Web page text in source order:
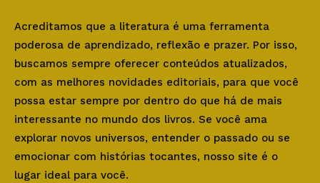
Acreditamos que a literatura é uma ferramenta
poderosa de aprendizado, reflexão e prazer. Por isso,
buscamos sempre oferecer conteúdos atualizados,
com as melhores novidades editoriais, para que você
possa estar sempre por dentro do que há de mais
interessante no mundo dos livros. Se você ama
explorar novos universos, entender o passado ou se
emocionar com histórias tocantes, nosso site é o
lugar ideal para você.